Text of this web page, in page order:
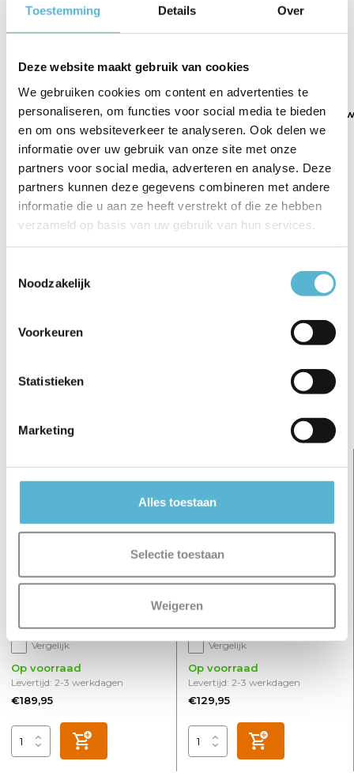
Toestemming Details Over
Deze website maakt gebruik van cookies
We gebruiken cookies om content en advertenties te
personaliseren, om functies voor social media te bieden
en om ons websiteverkeer te analyseren. Ook delen we
informatie over uw gebruik van onze site met onze
partners voor social media, adverteren en analyse. Deze
partners kunnen deze gegevens combineren met andere
informatie die u aan ze heeft verstrekt of die ze hebben
verzameld op basis van uw gebruik van hun services.
Noodzakelijk
Voorkeuren
Statistieken
Marketing
Alles toestaan
Selectie toestaan
Weigeren
Gerelateerde artikelen:
Twin L 90 cm wit
€159,95
Single L 90 cm wit
€109,95
Single L 110 cm
€129,95
Er zijn nog geen reviews geschreven over dit product..
Schrijf je eigen review
Gerelateerde artikelen:
Twin L 110 cm mat chroom
Vergelijk
Op voorraad
Levertijd: 2-3 werkdagen
€189,95
Single L 110 cm zwart
Vergelijk
Op voorraad
Levertijd: 2-3 werkdagen
€129,95